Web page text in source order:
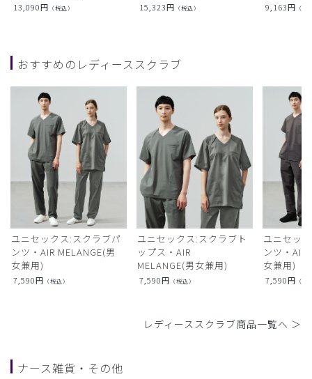
13,090円 （税込） 15,323円 （税込） 9,163円 （税
おすすめのレディーススクラブ
ユニセックス:スクラブパ
ンツ・AIR MELANGE(男
女兼用)
7,590円 （税込）
ユニセックス:スクラブト
ップス・AIR
MELANGE(男女兼用)
7,590円 （税込）
ユニセッ
ンツ・AIR
女兼用)
7,590円 （税
レディーススクラブ商品一覧へ ＞
ナース雑貨・その他